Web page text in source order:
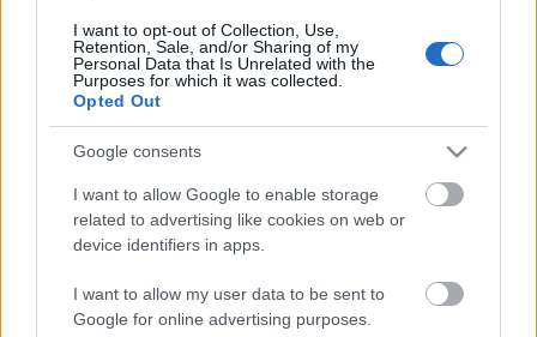
I want to opt-out of Collection, Use,
Retention, Sale, and/or Sharing of my
Personal Data that Is Unrelated with the
Purposes for which it was collected.
Opted Out
Google consents
I want to allow Google to enable storage
related to advertising like cookies on web or
device identifiers in apps.
I want to allow my user data to be sent to
Google for online advertising purposes.
a Nő a
fotó: Nehéz
Andrea
műsora, melynek vendége ezen a héten
Kerekes Éva színművésznő lesz. Az
Örkény Színház fiatal színésznője 1988-
ban végzett a Színház és Filmművészeti
Főiskolán, majd a Radnóti Színházhoz
szerződött. Jelenleg az Örkény
színpadán láthatjuk:Molnár Ferenc: A
testőr, Ionesco: A kopasz énekesnő,
Csehov: Sirály, Schimmelpfennig: Nő a
Mensáros díjjal kitüntetett színésznőt.